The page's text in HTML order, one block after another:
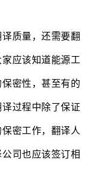
质量，还需要翻
应该知道能源工
密性，甚至有的
过程中除了保证
密工作，翻译人
司也应该签订相